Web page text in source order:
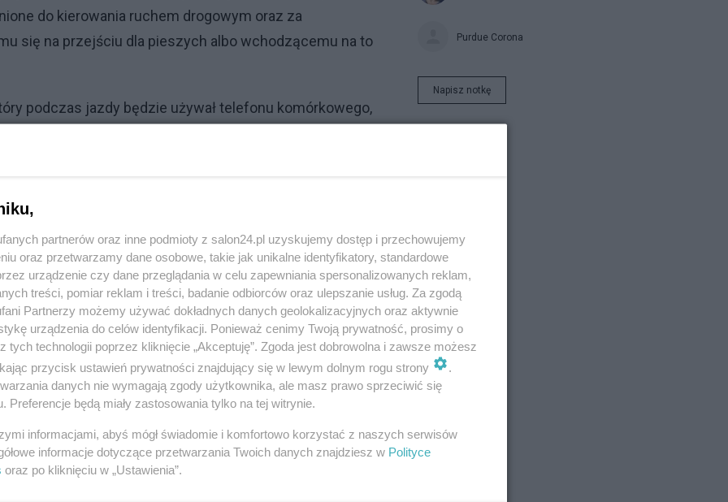
do kierowania ruchem drogowym oraz za
się na przejściu dla pieszych albo wchodzącemu na to
podczas jazdy będzie używał telefonu komórkowego,
Za zignorowanie znaku "STOP" będziemy
pasów otrzyma 5 pkt karnych.
5 tys. zł mandatu
dostanie 1 pkt karny (wcześniej bez punktów),
dostanie 2 pkt karne,
dostanie 3 pkt karne (były 2 pkt),
dostanie 5 pkt karnych,
dostanie 4 pkt karnych,
dostanie 9 pkt karnych (było 6 pkt),
dostanie 11 pkt karnych (było 8 pkt),
dostanie 13 pkt karnych,
Purdue Corona
Napisz notkę
partnerów oraz inne podmioty z salon24.pl uzyskujemy dostęp i przechowujemy
oraz przetwarzamy dane osobowe, takie jak unikalne identyfikatory, standardowe
urządzenie czy dane przeglądania w celu zapewniania spersonalizowanych reklam,
treści, pomiar reklam i treści, badanie odbiorców oraz ulepszanie usług. Za zgodą
Partnerzy możemy używać dokładnych danych geolokalizacyjnych oraz aktywnie
urządzenia do celów identyfikacji. Ponieważ cenimy Twoją prywatność, prosimy o
tych technologii poprzez kliknięcie „Akceptuję”. Zgoda jest dobrowolna i zawsze możesz
przycisk ustawień prywatności znajdujący się w lewym dolnym rogu strony
.
danych nie wymagają zgody użytkownika, ale masz prawo sprzeciwić się
Preferencje będą miały zastosowania tylko na tej witrynie.
informacjami, abyś mógł świadomie i komfortowo korzystać z naszych serwisów
informacje dotyczące przetwarzania Twoich danych znajdziesz w Polityce
oraz po kliknięciu w „Ustawienia”.